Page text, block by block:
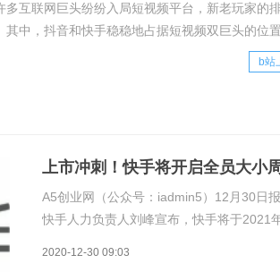
互联网巨头纷纷入局短视频平台，新老玩家的
中，抖音和快手稳稳地占据短视频双巨头的位
负，抖、快之间一直硝烟弥漫。从用户到内容，
b站
上市冲刺！快手将开启全员大小
A5创业网（公众号：iadmin5）12月30日
快手人力负责人刘峰宣布，快手将于2021
示，西方周日是一周的开始，很多团队周
报和例会内容，如今公司也已经有70%的
2020-12-30 09:03